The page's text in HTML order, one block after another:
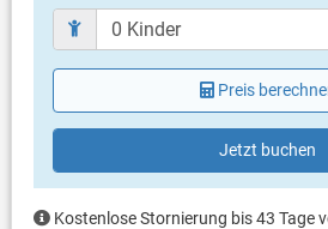
Grill vorhanden
Privater Parkplatz auf dem
Klimaanlage im Preis inklusive
Eigentümer lebt im gleichen Haus
Bettwäsche vorhanden
Handtücher vorhanden
Internet per WLAN
Preis
Jetzt buchen
Kostenlose Stornierung bis 43 Tage